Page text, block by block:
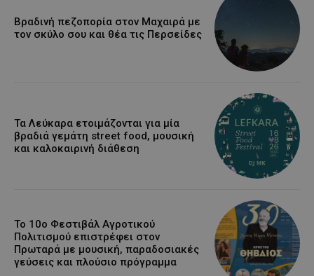
Βραδινή πεζοπορία στον Μαχαιρά με
τον σκύλο σου και θέα τις Περσείδες
Τα Λεύκαρα ετοιμάζονται για μία
βραδιά γεμάτη street food, μουσική
και καλοκαιρινή διάθεση
Το 10ο Φεστιβάλ Αγροτικού
Πολιτισμού επιστρέφει στον
Πρωταρά με μουσική, παραδοσιακές
γεύσεις και πλούσιο πρόγραμμα